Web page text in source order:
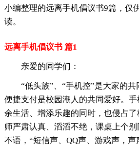
小编整理的远离手机倡议书9篇，仅
读。
远离手机倡议书 篇1
亲爱的同学们：
“低头族”、“手机控”是大家的共
便捷支付是校园潮人的共同爱好。
余生活、增添乐趣的同时，也侵占
师严肃认真、滔滔不绝，课桌上个
不语，“短信声、QQ声、游戏声，